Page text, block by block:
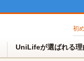
初
UniLifeが選ばれる理